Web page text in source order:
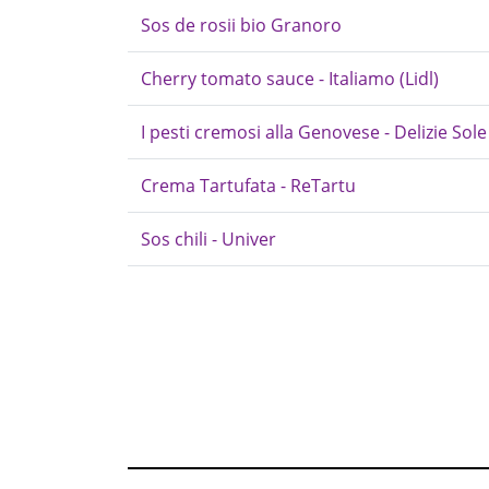
Sos de rosii bio Granoro
Cherry tomato sauce - Italiamo (Lidl)
I pesti cremosi alla Genovese - Delizie Sole
Crema Tartufata - ReTartu
Sos chili - Univer